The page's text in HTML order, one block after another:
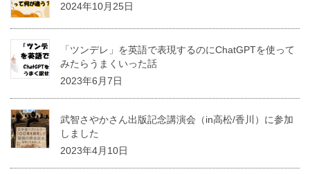
2024年10月25日
「ツンデレ」を英語で表現するのにChatGPTを使って
みたらうまくいった話
2023年6月7日
武智さやかさん出版記念講演会（in高松/香川）に参加
しました
2023年4月10日